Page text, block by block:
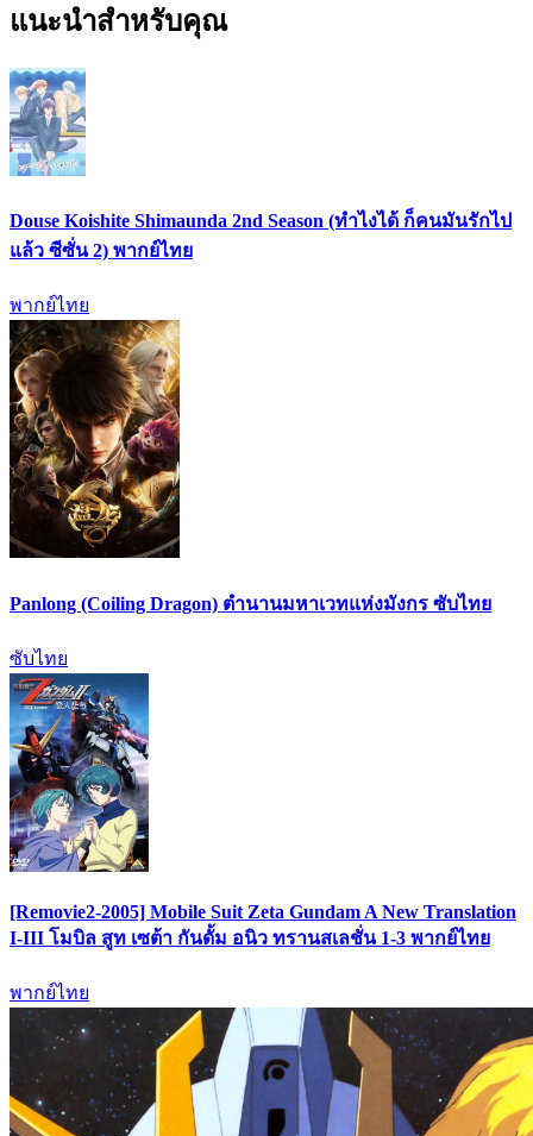
แนะนำสำหรับคุณ
Douse Koishite Shimaunda 2nd Season (ทำไงได้ ก็คนมันรักไป
แล้ว ซีซั่น 2) พากย์ไทย
พากย์ไทย
Panlong (Coiling Dragon) ตำนานมหาเวทแห่งมังกร ซับไทย
ซับไทย
[Removie2-2005] Mobile Suit Zeta Gundam A New Translation
I-III โมบิล สูท เซต้า กันดั้ม อนิว ทรานสเลชั่น 1-3 พากย์ไทย
พากย์ไทย